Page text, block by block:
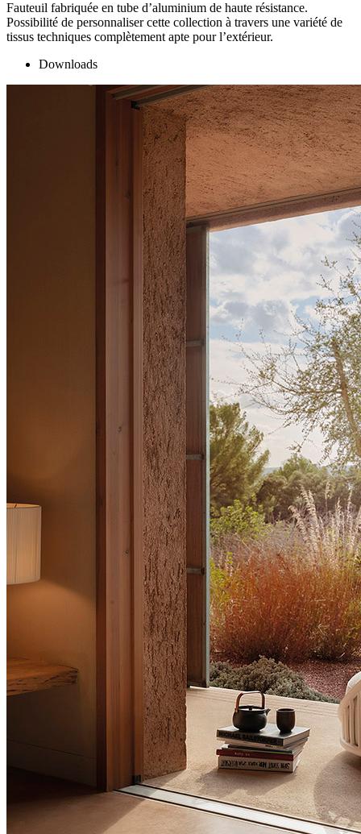
Fauteuil fabriquée en tube d’aluminium de haute résistance.
Possibilité de personnaliser cette collection à travers une variété de
tissus techniques complètement apte pour l’extérieur.
Downloads